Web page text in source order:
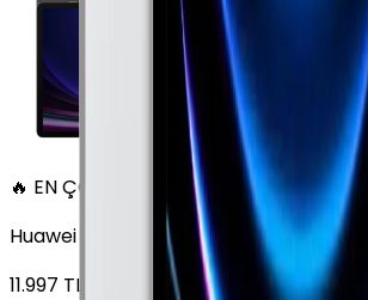
🔥 EN ÇOK SATAN
Huawei MatePad 11.5 128 GB 11.5 inç
11.997 TL'den başlayan fiyatlar